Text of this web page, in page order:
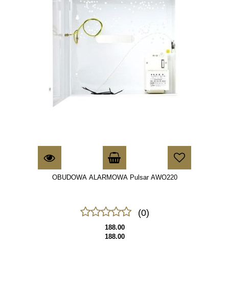
OBUDOWA ALARMOWA Pulsar AWO220
(0)
188.00
188.00